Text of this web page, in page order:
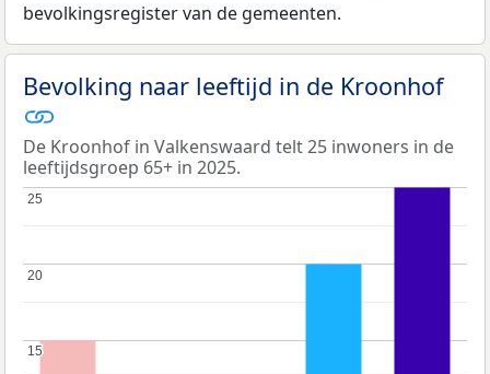
bevolkingsregister van de gemeenten.
Bevolking naar leeftijd in de Kroonhof
De Kroonhof in Valkenswaard telt 25 inwoners in de
leeftijdsgroep 65+ in 2025.
15
15
20
20
25
25